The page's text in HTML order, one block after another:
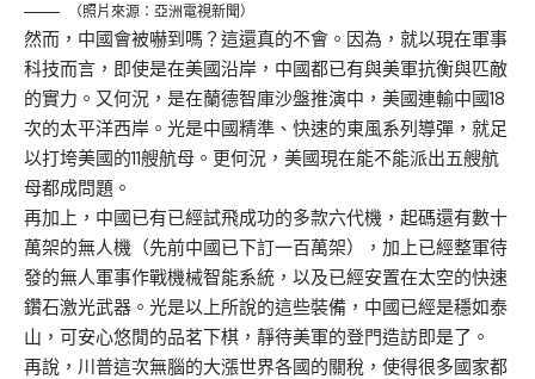
（照片來源：亞洲電視新聞）
然而，中國會被嚇到嗎？這還真的不會。因為，就以現在軍事
科技而言，即使是在美國沿岸，中國都已有與美軍抗衡與匹敵
的實力。又何況，是在蘭德智庫沙盤推演中，美國連輸中國18
次的太平洋西岸。光是中國精準、快速的東風系列導彈，就足
以打垮美國的11艘航母。更何況，美國現在能不能派出五艘航
母都成問題。
再加上，中國已有已經試飛成功的多款六代機，起碼還有數十
萬架的無人機（先前中國已下訂一百萬架），加上已經整軍待
發的無人軍事作戰機械智能系統，以及已經安置在太空的快速
鑽石激光武器。光是以上所說的這些裝備，中國已經是穩如泰
山，可安心悠閒的品茗下棋，靜待美軍的登門造訪即是了。
再說，川普這次無腦的大漲世界各國的關稅，使得很多國家都